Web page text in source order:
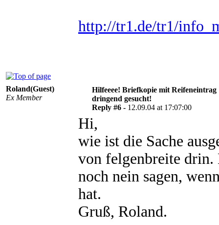
http://tr1.de/tr1/
Roland(Guest)
Ex Member
Hilfeeee! Briefkopie mit Reifeneintrag
dringend gesucht!
Reply #6 - 12.09.04 at 17:07:00
Hi,
wie ist die Sache
von felgenbreite drin.
noch nein sagen,
hat.
Gruß, Roland.